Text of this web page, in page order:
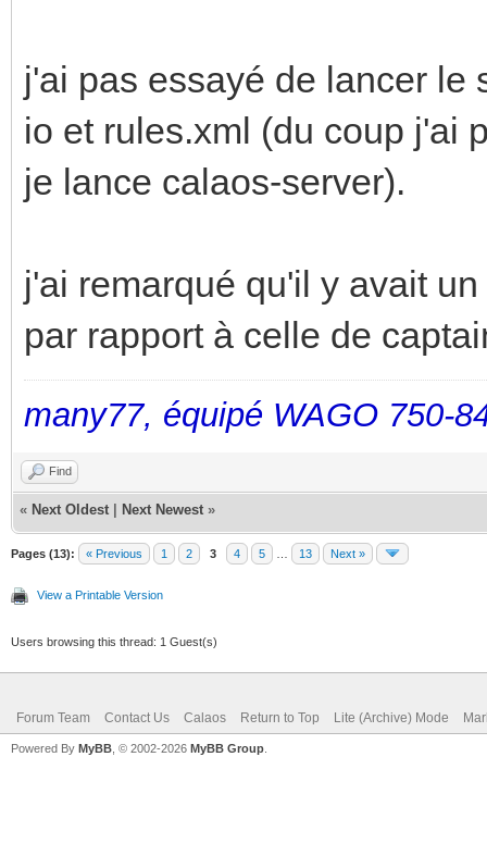
j'ai pas essayé de lancer le
io et rules.xml (du coup j'ai
je lance calaos-server).
j'ai remarqué qu'il y avait
par rapport à celle de
many77, équipé WAGO 750-
Find
« Next Oldest Next Newest »
Pages (13): « Previous 1 2 3 4 5 13 Next »
View a Printable Version
Users browsing this thread: 1 Guest(s)
Forum Team Contact Us Calaos Return to Top Lite (Archive) Mode
Powered By MyBB , © 2002-2026 MyBB Group